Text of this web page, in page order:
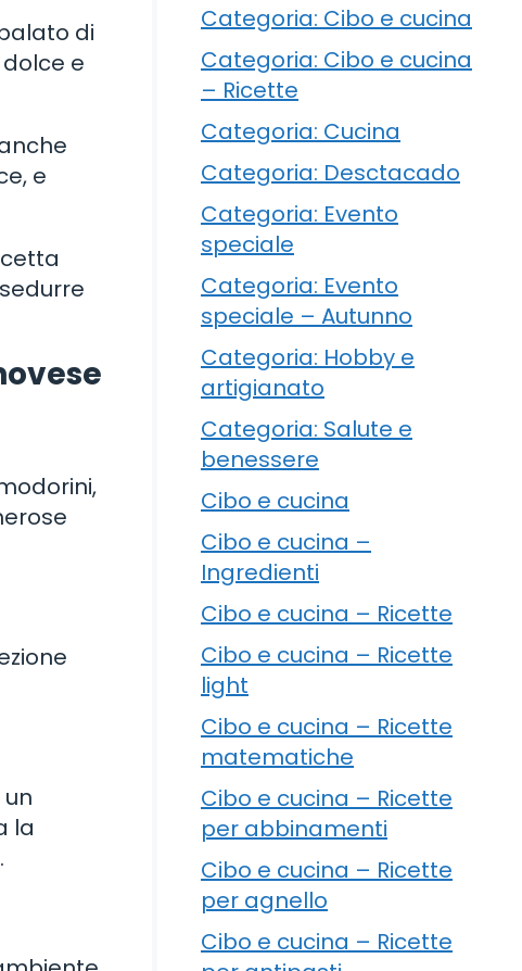
di
e
e
la
Categoria: Cibo e cucina
Categoria: Cibo e cucina
– Ricette
Categoria: Cucina
Categoria: Desctacado
Categoria: Evento
speciale
Categoria: Evento
speciale – Autunno
Categoria: Hobby e
artigianato
Categoria: Salute e
benessere
Cibo e cucina
Cibo e cucina –
Ingredienti
Cibo e cucina – Ricette
Cibo e cucina – Ricette
light
Cibo e cucina – Ricette
matematiche
Cibo e cucina – Ricette
per abbinamenti
Cibo e cucina – Ricette
per agnello
Cibo e cucina – Ricette